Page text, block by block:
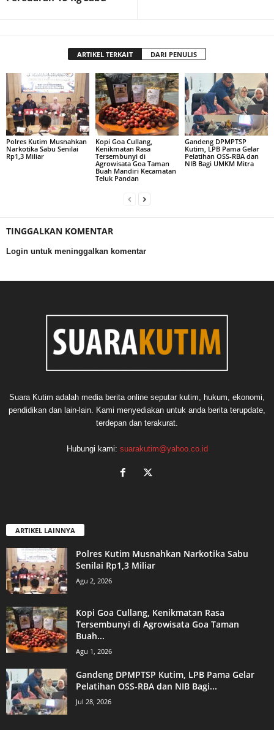
ARTIKEL TERKAIT DARI PENULIS
Polres Kutim Musnahkan
Narkotika Sabu Senilai
Rp1,3 Miliar
Kopi Goa Cullang,
Kenikmatan Rasa
Tersembunyi di
Agrowisata Goa Taman
Buah Mandiri Kecamatan
Teluk Pandan
Gandeng DPMPTSP
Kutim, LPB Pama Gelar
Pelatihan OSS-RBA dan
NIB Bagi UMKM Mitra
TINGGALKAN KOMENTAR
Login untuk meninggalkan komentar
Suara Kutim adalah media berita online seputar kutim, hukum, ekonomi,
pendidikan dan lain-lain. Kami menyediakan untuk anda berita terupdate,
terdepan dan terakurat.
Hubungi kami: suarakutim@yahoo.co.id
ARTIKEL LAINNYA
Polres Kutim Musnahkan Narkotika Sabu
Senilai Rp1,3 Miliar
Agu 2, 2026
Kopi Goa Cullang, Kenikmatan Rasa
Tersembunyi di Agrowisata Goa Taman
Buah...
Agu 1, 2026
Gandeng DPMPTSP Kutim, LPB Pama Gelar
Pelatihan OSS-RBA dan NIB Bagi...
Jul 28, 2026